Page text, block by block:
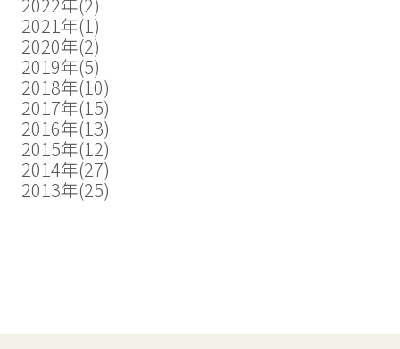
2021年(1)
2020年(2)
2019年(5)
2018年(10)
2017年(15)
2016年(13)
2015年(12)
2014年(27)
2013年(25)